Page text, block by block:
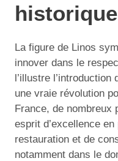
La figure de Linos
innover dans le
l’illustre
une vraie révolution
France, de nombreux
esprit d’excellence
restauration et de
notamment dans le